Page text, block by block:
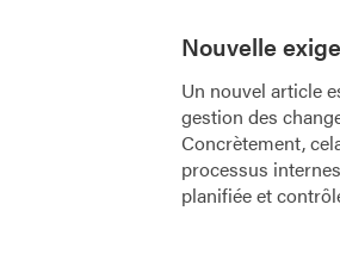
Nouvelle
Un nouvel article
gestion des
Concrètement,
processus
planifiée et